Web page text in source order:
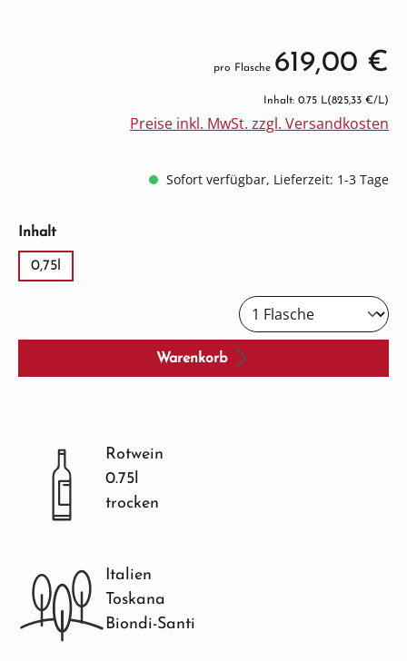
pro Flasche 619,00 €
Inhalt: 0.75 L(825,33 €/L)
Preise inkl. MwSt. zzgl. Versandkosten
Sofort verfügbar, Lieferzeit: 1-3 Tage
Inhaltauswählen
0,75l
Warenkorb
Rotwein
0.75l
trocken
Italien
Toskana
Biondi-Santi